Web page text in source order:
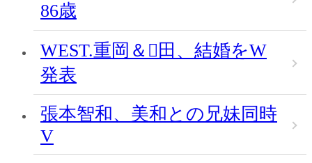
86歳
WEST.重岡＆田、結婚をW
発表
張本智和、美和との兄妹同時
V